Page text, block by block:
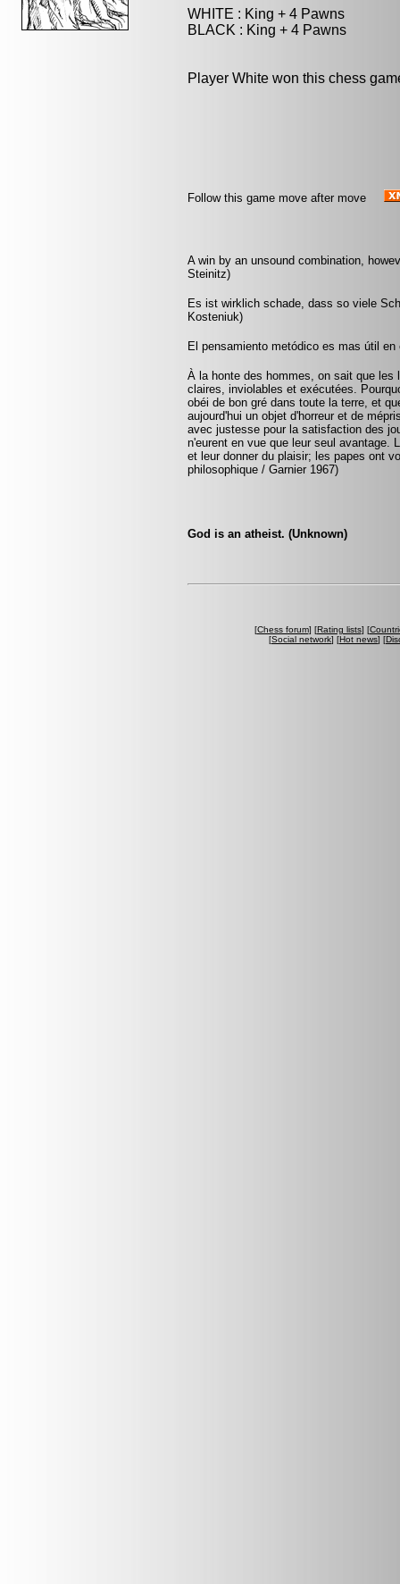
WHITE : King + 4 Pawns
BLACK : King + 4 Pawns
Player White won this chess
Follow this game move after move
A win by an unsound combination,
Steinitz)
Es ist wirklich schade, dass so viele
Kosteniuk)
El pensamiento metódico es mas útil
À la honte des hommes, on sait que
claires, inviolables et exécutées.
obéi de bon gré dans toute la terre, et
aujourd'hui un objet d'horreur et de
avec justesse pour la satisfaction des
n'eurent en vue que leur seul avantage.
et leur donner du plaisir; les papes ont
philosophique / Garnier 1967)
God is an atheist. (Unknown)
[Chess forum] [Rating lists] [
[Social network] [Hot news] [